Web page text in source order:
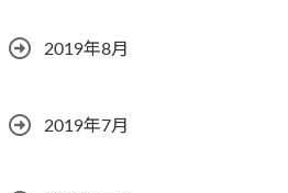
2019年8月
2019年7月